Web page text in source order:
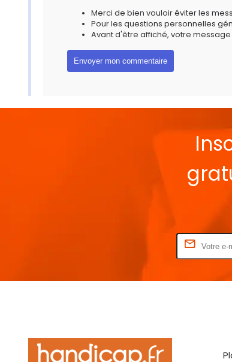
Merci de bien vouloir éviter les
Pour les questions personnelles
Avant d'être affiché, votre